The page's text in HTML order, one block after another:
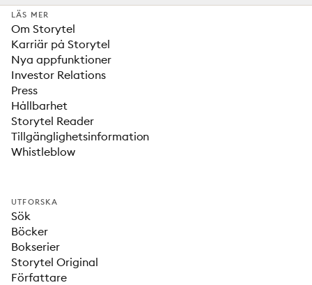
LÄS MER
Om Storytel
Karriär på Storytel
Nya appfunktioner
Investor Relations
Press
Hållbarhet
Storytel Reader
Tillgänglighetsinformation
Whistleblow
UTFORSKA
Sök
Böcker
Bokserier
Storytel Original
Författare